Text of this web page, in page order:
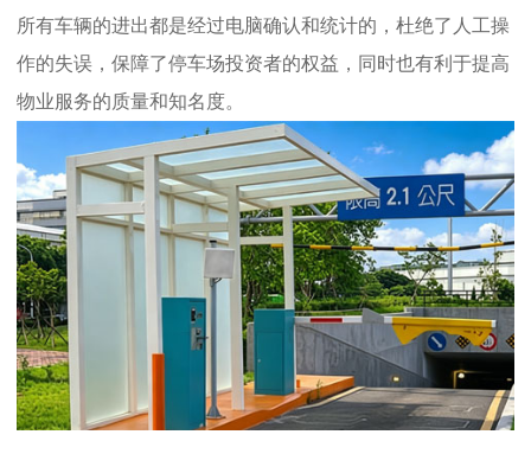
所有车辆的进出都是经过电脑确认和统计的，杜绝了人工操
作的失误，保障了停车场投资者的权益，同时也有利于提高
物业服务的质量和知名度。